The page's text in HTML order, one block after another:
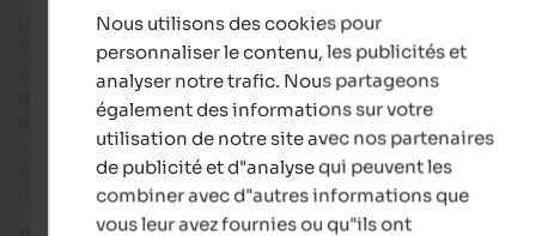
Le château, qui trône de loin au-dessus deBrunico
construit au13e siècleet n'a cessé d'être agrandi et rénové au
cours des siècles suivants. L'anciennerésidence d'été des
princes-évêques
est facilement accessible, un peu
de la ville. Dans la cour intérieure du château, à laquelle on
accède par unpont en bois, se trouve unedemi-tour ronde
avec un escalier qui mène auxchambres des princes
d'autres pièces.
Nous utilisons des cookies pour
personnaliser le contenu, les publicités et
analyser notre trafic. Nous partageons
également des informations sur votre
utilisation de notre site avec nos partenaires
de publicité et d"analyse qui peuvent les
combiner avec d"autres informations que
vous leur avez fournies ou qu"ils ont